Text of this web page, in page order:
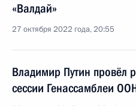
«Валдай»
27 октября 2022 года, 20:55
Владимир Путин провёл
сессии Генассамблеи